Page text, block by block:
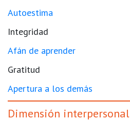
Autoestima
Integridad
Afán de aprender
Gratitud
Apertura a los demás
Dimensión interpersonal